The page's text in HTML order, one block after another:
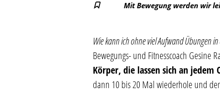
Mit Bewegung werden wir
Wie kann ich ohne viel Aufwand Übungen
Bewegungs- und Fitnesscoach Gesine
Körper, die lassen sich an jedem
dann 10 bis 20 Mal wiederhole und